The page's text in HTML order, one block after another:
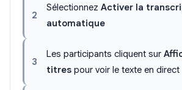
2
Sélectionnez Activer la
automatique
3
Les participants cliquent sur
titres pour voir le texte en direct